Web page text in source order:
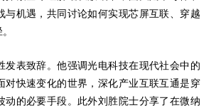
与机遇，共同讨论如何实现芯屏互联、穿越
发表致辞。他强调光电科技在现代社会中的
对快速变化的世界，深化产业互联互通是穿
动的必要手段。此外刘胜院士分享了在微纳